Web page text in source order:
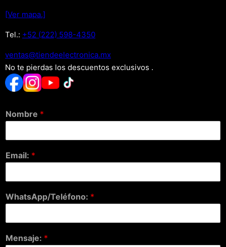
[Ver mapa.]
Tel.: +52 (222) 598-4350
xm.acinortceleedneit@satnev
No te pierdas los descuentos exclusivos .
Nombre *
Email: *
WhatsApp/Teléfono: *
Mensaje: *